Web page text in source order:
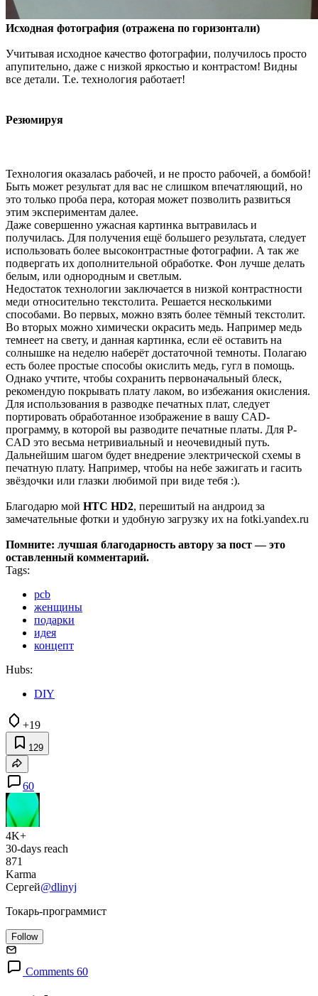
Исходная фотография (отражена по горизонтали)
Учитывая исходное качество фотографии, получилось просто
апупительно, даже с низкой яркостью и контрастом! Видны
все детали. Т.е. технология работает!
Резюмируя
Технология оказалась рабочей, и не просто рабочей, а бомбой!
Быть может результат для вас не слишком впечатляющий, но
это только проба пера, которая может позволить развиться
этим экспериментам далее.
Даже совершенно ужасная картинка вытравилась и
получилась. Для получения ещё большего результата, следует
использовать более высоконтрастные фотографии. А так же
подвергать их дополнительной обработке. Фон лучше делать
белым, или однородным и светлым.
Недостаток технологии заключается в низкой контрастности
меди относительно текстолита. Решается несколькими
способами. Во первых, можно взять более тёмный текстолит.
Во вторых можно химически окрасить медь. Например медь
темнеет на свету, и данная картинка, если её оставить на
солнышке на неделю наберёт достаточной темноты. Полагаю
есть более простые способы окислить медь, гугл в помощь.
Однако учтите, чтобы сохранить первоначальный блеск,
рекомендую покрывать плату лаком, во избежания окисления.
Для использования в разводке печатных плат, следует
портировать обработанное изображение в вашу CAD-
программу, в которой вы разводите печатные платы. Для P-
CAD это весьма нетривиальный и неочевидный путь.
Дальнейшим шагом будет внедрение электрической схемы в
печатную плату. Например, чтобы на небе зажигать и гасить
звёздочки или глазки любимой при виде тебя :).
Благодарю мой HTC HD2, перешитый на андроид за
замечательные фотки и удобную загрузку их на fotki.yandex.ru
Помните: лучшая благодарность автору за пост — это
оставленный комментарий.
Tags:
pcb
женщины
подарки
идея
концепт
Hubs:
DIY
+19
129
60
4K+
30-days reach
871
Karma
Сергей@dlinyj
Токарь-программист
Follow
Comments 60